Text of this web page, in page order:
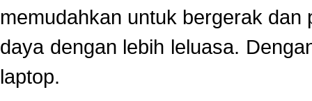
memudahkan untuk bergerak
daya dengan lebih leluasa.
laptop.